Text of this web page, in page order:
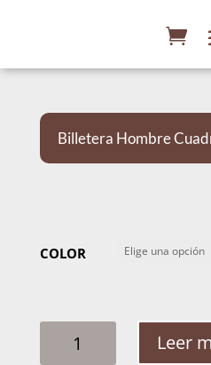
Billetera Hombre
COLOR
HOMBRE
Leer